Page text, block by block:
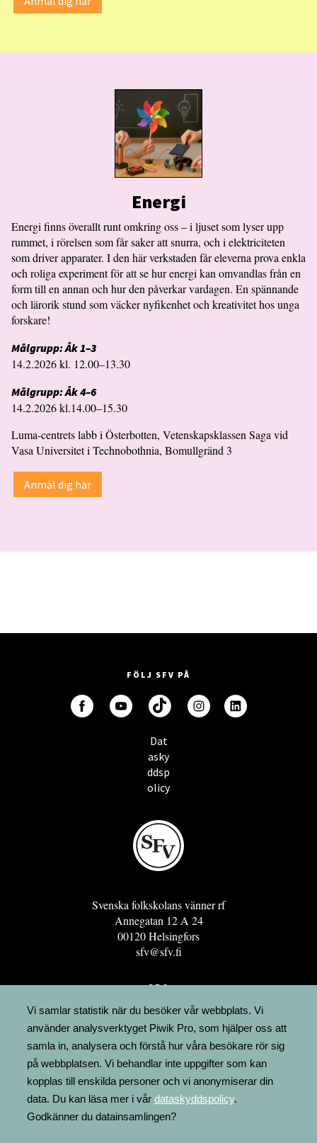
Energi
Energi finns överallt runt omkring oss – i ljuset som lyser upp
rummet, i rörelsen som får saker att snurra, och i elektriciteten
som driver apparater. I den här verkstaden får eleverna prova enkla
och roliga experiment för att se hur energi kan omvandlas från en
form till en annan och hur den påverkar vardagen. En spännande
och lärorik stund som väcker nyfikenhet och kreativitet hos unga
forskare!
Målgrupp: Åk 1–3
14.2.2026 kl. 12.00–13.30
Målgrupp: Åk 4–6
14.2.2026 kl.14.00–15.30
Luma-centrets labb i Österbotten, Vetenskapsklassen Saga vid
Vasa Universitet i Technobothnia, Bomullgränd 3
Anmäl dig här
FÖLJ SFV PÅ
Dat
asky
ddsp
olicy
Svenska folkskolans vänner rf
Annegatan 12 A 24
00120 Helsingfors
sfv@sfv.fi
GRO
FÖRENINGSRESURSEN
MINNESRUNOR.FI
UPPSLAGSVERKET FINLAND
LÄGENHETER
FAKTURERING
Vi samlar statistik när du besöker vår webbplats. Vi
använder analysverktyget Piwik Pro, som hjälper oss att
samla in, analysera och förstå hur våra besökare rör sig
på webbplatsen. Vi behandlar inte uppgifter som kan
kopplas till enskilda personer och vi anonymiserar din
data. Du kan läsa mer i vår dataskyddspolicy.
Godkänner du datainsamlingen?